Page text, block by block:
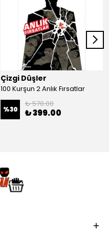
Çizgi Düşler
100 Kurşun 2 Anlık Fırsatlar
%30
₺ 570.00
₺ 399.00